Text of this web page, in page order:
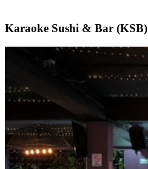
Karaoke Sushi & Bar (KSB)